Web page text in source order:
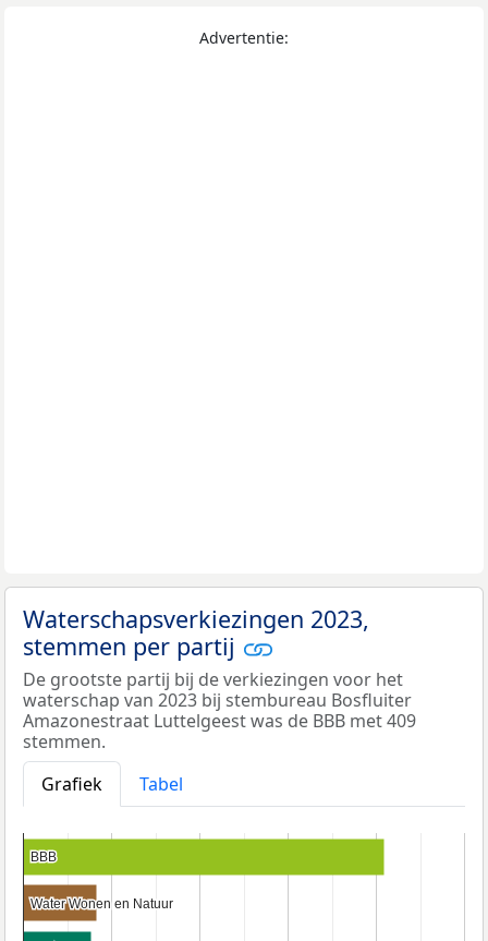
Advertentie:
Waterschapsverkiezingen 2023,
stemmen per partij
De grootste partij bij de verkiezingen voor het
waterschap van 2023 bij stembureau Bosfluiter
Amazonestraat Luttelgeest was de BBB met 409
stemmen.
Grafiek
Tabel
BBB
BBB
Water Wonen en Natuur
Water Wonen en Natuur